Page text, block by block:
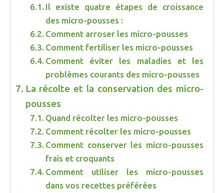
Il existe quatre étapes de croissance
des micro-pousses :
Comment arroser les micro-pousses
Comment fertiliser les micro-pousses
Comment éviter les maladies et les
problèmes courants des micro-pousses
La récolte et la conservation des micro-
pousses
Quand récolter les micro-pousses
Comment récolter les micro-pousses
Comment conserver les micro-pousses
frais et croquants
Comment utiliser les micro-pousses
dans vos recettes préférées